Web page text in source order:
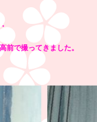
前で撮ってきました。